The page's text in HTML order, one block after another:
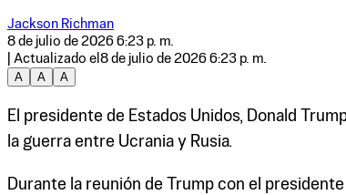
Jackson Richman
8 de julio de 2026 6:23 p. m.
| Actualizado el 8 de julio de 2026 6:23 p. m.
A
A A
El presidente de Estados Unidos, Donald
la guerra entre Ucrania y Rusia.
Durante la reunión de Trump con el